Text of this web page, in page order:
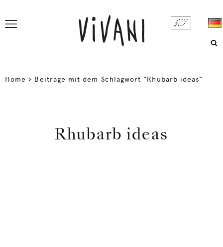
Home > Beiträge mit dem Schlagwort "Rhubarb ideas"
Rhubarb ideas